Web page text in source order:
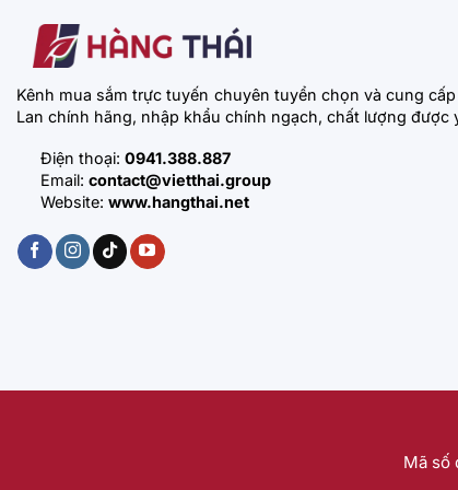
Kênh mua sắm trực tuyến chuyên tuyển chọn và cung
Lan chính hãng, nhập khẩu chính ngạch, chất lượng được
Điện thoại: 0941.388.887
Email: contact@vietthai.group
Website: www.hangthai.net
Mã số